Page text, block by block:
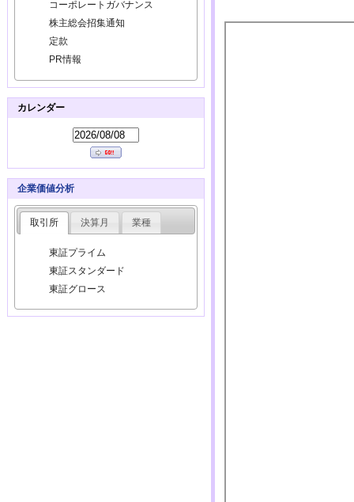
コーポレートガバナンス
株主総会招集通知
定款
PR情報
カレンダー
企業価値分析
取引所 決算月 業種
東証プライム
東証スタンダード
東証グロース